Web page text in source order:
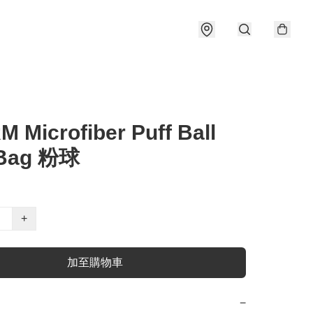
Microfiber Puff Ball
粉球
+
加至購物車
−